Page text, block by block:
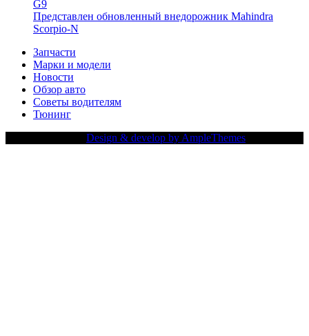
G9
Представлен обновленный внедорожник Mahindra
Scorpio-N
Запчасти
Марки и модели
Новости
Обзор авто
Советы водителям
Тюнинг
Design & develop by AmpleThemes